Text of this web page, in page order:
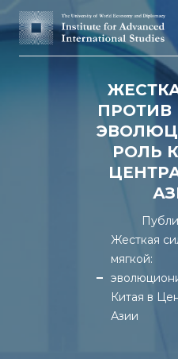
ПРОТИВ
РОЛЬ
Жесткая
мягкой:
Китая в
Азии